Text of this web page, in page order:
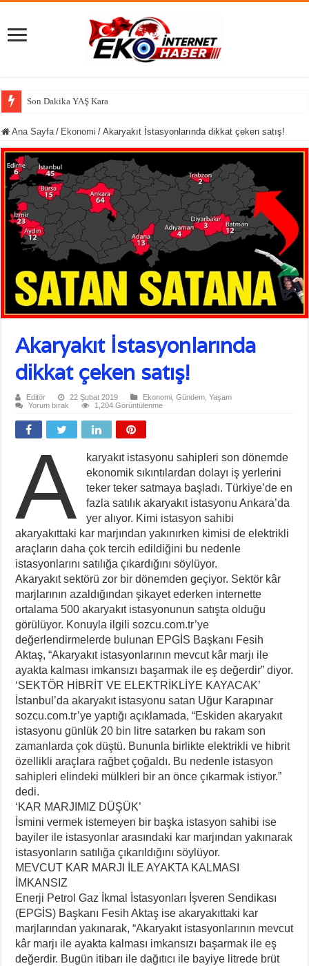
Son Dakika YAŞ Kararları: Hava Kuvvetleri Komutanı Emekliye
Ana Sayfa / Ekonomi / Akaryakıt İstasyonlarında dikkat çeken satış!
Akaryakıt İstasyonlarında
dikkat çeken satış!
Editör 22 Şubat 2019 Ekonomi,Gündem,Yaşam
Yorum bırak
1,204 Görüntülenme
A
karyakıt istasyonu sahipleri son dönemde
ekonomik sıkıntılardan dolayı iş yerlerini
teker teker satmaya başladı. Türkiye’de en
fazla satılık akaryakıt istasyonu Ankara’da
yer alıyor. Kimi istasyon sahibi
akaryakıttaki kar marjından yakınırken kimisi de elektrikli
araçların daha çok tercih edildiğini bu nedenle
istasyonlarını satılığa çıkardığını söylüyor.
Akaryakıt sektörü zor bir dönemden geçiyor. Sektör kâr
marjlarının azaldığından şikayet ederken internette
ortalama 500 akaryakıt istasyonunun satışta olduğu
görülüyor. Konuyla ilgili sozcu.com.tr’ye
değerlendirmelerde bulunan EPGİS Başkanı Fesih
Aktaş, “Akaryakıt istasyonlarının mevcut kâr marjı ile
ayakta kalması imkansızı başarmak ile eş değerdir” diyor.
‘SEKTÖR HİBRİT VE ELEKTRİKLİYE KAYACAK’
İstanbul’da akaryakıt istasyonu satan Uğur Karapınar
sozcu.com.tr’ye yaptığı açıklamada, “Eskiden akaryakıt
istasyonu günlük 20 bin litre satarken bu rakam son
zamanlarda çok düştü. Bununla birlikte elektrikli ve hibrit
özellikli araçlara rağbet çoğaldı. Bu nedenle istasyon
sahipleri elindeki mülkleri bir an önce çıkarmak istiyor.”
dedi.
‘KAR MARJIMIZ DÜŞÜK’
İsmini vermek istemeyen bir başka istasyon sahibi ise
bayiler ile istasyonlar arasındaki kar marjından yakınarak
istasyonların satılığa çıkarıldığını söylüyor.
MEVCUT KAR MARJI İLE AYAKTA KALMASI
İMKANSIZ
Enerji Petrol Gaz İkmal İstasyonları İşveren Sendikası
(EPGİS) Başkanı Fesih Aktaş ise akaryakıttaki kar
marjlarından yakınarak, “Akaryakıt istasyonlarının mevcut
kâr marjı ile ayakta kalması imkansızı başarmak ile eş
değerdir. Bugün itibarı ile dağıtıcı ile bayiye litrede brüt